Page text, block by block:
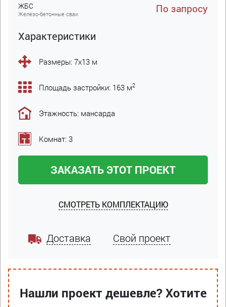
ЖБC
Железо-бетонные сваи По запросу
Характеристики
Размеры: 7х13 м
Площадь застройки: 163 м2
Этажность: мансарда
Комнат: 3
ЗАКАЗАТЬ ЭТОТ ПРОЕКТ
СМОТРЕТЬ КОМПЛЕКТАЦИЮ
Доставка Свой проект
Нашли проект дешевле? Хотите